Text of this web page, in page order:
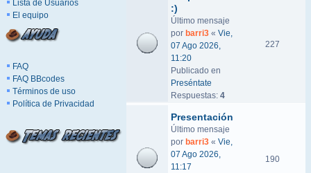
Lista de Usuarios
El equipo
FAQ
FAQ BBcodes
Términos de uso
Política de Privacidad
:)
Último mensaje
por barri3 « Vie,
07 Ago 2026,
11:20
Publicado en
Preséntate
Respuestas: 4
227
Presentación
Último mensaje
por barri3 « Vie,
07 Ago 2026,
11:17
190